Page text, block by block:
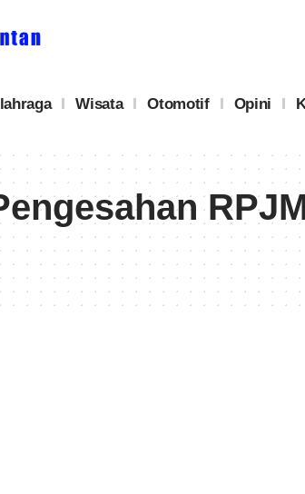
Wisata Otomotif Opini